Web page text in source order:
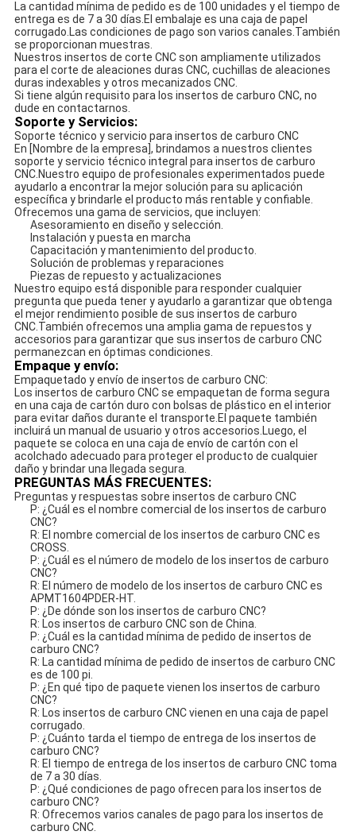
La cantidad mínima de pedido es de 100 unidades y el tiempo de
entrega es de 7 a 30 días.El embalaje es una caja de papel
corrugado.Las condiciones de pago son varios canales.También
se proporcionan muestras.
Nuestros insertos de corte CNC son ampliamente utilizados
para el corte de aleaciones duras CNC, cuchillas de aleaciones
duras indexables y otros mecanizados CNC.
Si tiene algún requisito para los insertos de carburo CNC, no
dude en contactarnos.
Soporte y Servicios:
Soporte técnico y servicio para insertos de carburo CNC
En [Nombre de la empresa], brindamos a nuestros clientes
soporte y servicio técnico integral para insertos de carburo
CNC.Nuestro equipo de profesionales experimentados puede
ayudarlo a encontrar la mejor solución para su aplicación
específica y brindarle el producto más rentable y confiable.
Ofrecemos una gama de servicios, que incluyen:
Asesoramiento en diseño y selección.
Instalación y puesta en marcha
Capacitación y mantenimiento del producto.
Solución de problemas y reparaciones
Piezas de repuesto y actualizaciones
Nuestro equipo está disponible para responder cualquier
pregunta que pueda tener y ayudarlo a garantizar que obtenga
el mejor rendimiento posible de sus insertos de carburo
CNC.También ofrecemos una amplia gama de repuestos y
accesorios para garantizar que sus insertos de carburo CNC
permanezcan en óptimas condiciones.
Empaque y envío:
Empaquetado y envío de insertos de carburo CNC:
Los insertos de carburo CNC se empaquetan de forma segura
en una caja de cartón duro con bolsas de plástico en el interior
para evitar daños durante el transporte.El paquete también
incluirá un manual de usuario y otros accesorios.Luego, el
paquete se coloca en una caja de envío de cartón con el
acolchado adecuado para proteger el producto de cualquier
daño y brindar una llegada segura.
PREGUNTAS MÁS FRECUENTES:
Preguntas y respuestas sobre insertos de carburo CNC
P: ¿Cuál es el nombre comercial de los insertos de carburo
CNC?
R: El nombre comercial de los insertos de carburo CNC es
CROSS.
P: ¿Cuál es el número de modelo de los insertos de carburo
CNC?
R: El número de modelo de los insertos de carburo CNC es
APMT1604PDER-HT.
P: ¿De dónde son los insertos de carburo CNC?
R: Los insertos de carburo CNC son de China.
P: ¿Cuál es la cantidad mínima de pedido de insertos de
carburo CNC?
R: La cantidad mínima de pedido de insertos de carburo CNC
es de 100 pi.
P: ¿En qué tipo de paquete vienen los insertos de carburo
CNC?
R: Los insertos de carburo CNC vienen en una caja de papel
corrugado.
P: ¿Cuánto tarda el tiempo de entrega de los insertos de
carburo CNC?
R: El tiempo de entrega de los insertos de carburo CNC toma
de 7 a 30 días.
P: ¿Qué condiciones de pago ofrecen para los insertos de
carburo CNC?
R: Ofrecemos varios canales de pago para los insertos de
carburo CNC.